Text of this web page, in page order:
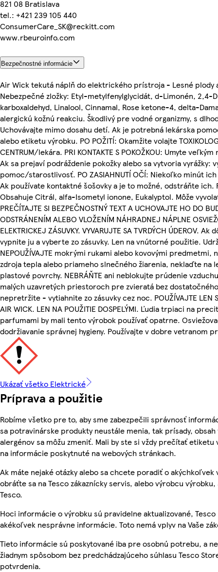
821 08 Bratislava
tel.: +421 239 105 440
ConsumerCare_SK@reckitt.com
www.rbeuroinfo.com
Bezpečnostné informácie
Air Wick tekutá náplň do elektrického prístroja - Lesné plody
Nebezpečné zložky: Etyl-metylfenylglycidát, d-Limonén, 2,4-
karboxaldehyd, Linalool, Cinnamal, Rose ketone-4, delta-
alergickú kožnú reakciu. Škodlivý pre vodné organizmy, s
Uchovávajte mimo dosahu detí. Ak je potrebná lekárska
alebo etiketu výrobku. PO POŽITÍ: Okamžite volajte
CENTRUM/lekára. PRI KONTAKTE S POKOŽKOU: Umyte
Ak sa prejaví podráždenie pokožky alebo sa vytvoria vyrážky:
pomoc/starostlivosť. PO ZASIAHNUTÍ OČÍ: Niekoľko minút
Ak používate kontaktné šošovky a je to možné, odstráňte
Obsahuje Citrál, alfa-Isometyl ionone, Eukalyptol. Môže
PREČÍTAJTE SI BEZPEČNOSTNÝ TEXT A UCHOVAJTE HO DO
ODSTRÁNENÍM ALEBO VLOŽENÍM NÁHRADNEJ NÁPLNE
ELEKTRICKEJ ZÁSUVKY. VYVARUJTE SA TVRDÝCH ÚDEROV.
vypnite ju a vyberte zo zásuvky. Len na vnútorné použitie.
NEPOUŽÍVAJTE mokrými rukami alebo kovovými
zdroja tepla alebo priameho slnečného žiarenia, neklaďte na
plastové povrchy. NEBRÁŇTE ani neblokujte prúdenie
malých uzavretých priestoroch pre zvieratá bez
nepretržite - vytiahnite zo zásuvky cez noc. POUŽÍVAJTE LEN S
AIR WICK. LEN NA POUŽITIE DOSPELÝMI. Ľudia trpiaci na
parfumami by mali tento výrobok používať opatrne.
dodržiavanie správnej hygieny. Používajte v dobre vetranom
Ukázať všetko Elektrické
Príprava a použitie
Robíme všetko pre to, aby sme zabezpečili správnosť
sa potravinárske produkty neustále menia, tak prísady, obsah
alergénov sa môžu zmeniť. Mali by ste si vždy prečítať etiketu
na informácie poskytnuté na webových stránkach.
Ak máte nejaké otázky alebo sa chcete poradiť o akýchkoľvek
obráťte sa na Tesco zákaznícky servis, alebo výrobcu
Tesco.
Hoci informácie o výrobku sú pravidelne aktualizované,
akékoľvek nesprávne informácie. Toto nemá vplyv na Vaše
Tieto informácie sú poskytované iba pre osobnú potrebu, a
žiadnym spôsobom bez predchádzajúceho súhlasu Tesco
potvrdenia.